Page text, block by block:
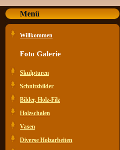
Menü
Willkommen
Foto Galerie
Skulpturen
Schnitzbilder
Bilder, Holz-Filz
Holzschalen
Vasen
Diverse Holzarbeiten